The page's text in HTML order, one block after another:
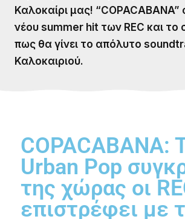
Καλοκαίρι μας! “COPACABANA”
νέου summer hit των REC και το
πως θα γίνει το απόλυτο
Καλοκαιριού.
COPACABANA:
Urban Pop
της χώρας οι
επιστρέφει με